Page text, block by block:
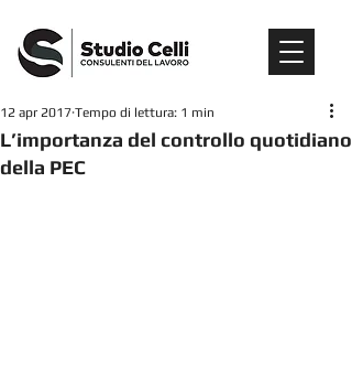
L’importanza del controllo quotidiano
della PEC
12 apr 2017 Tempo di lettura: 1 min